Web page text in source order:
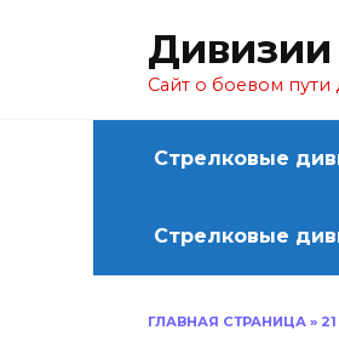
Сайт о боевом
Стрелковые
Стрелковые
ГЛАВНАЯ СТРАНИЦА »